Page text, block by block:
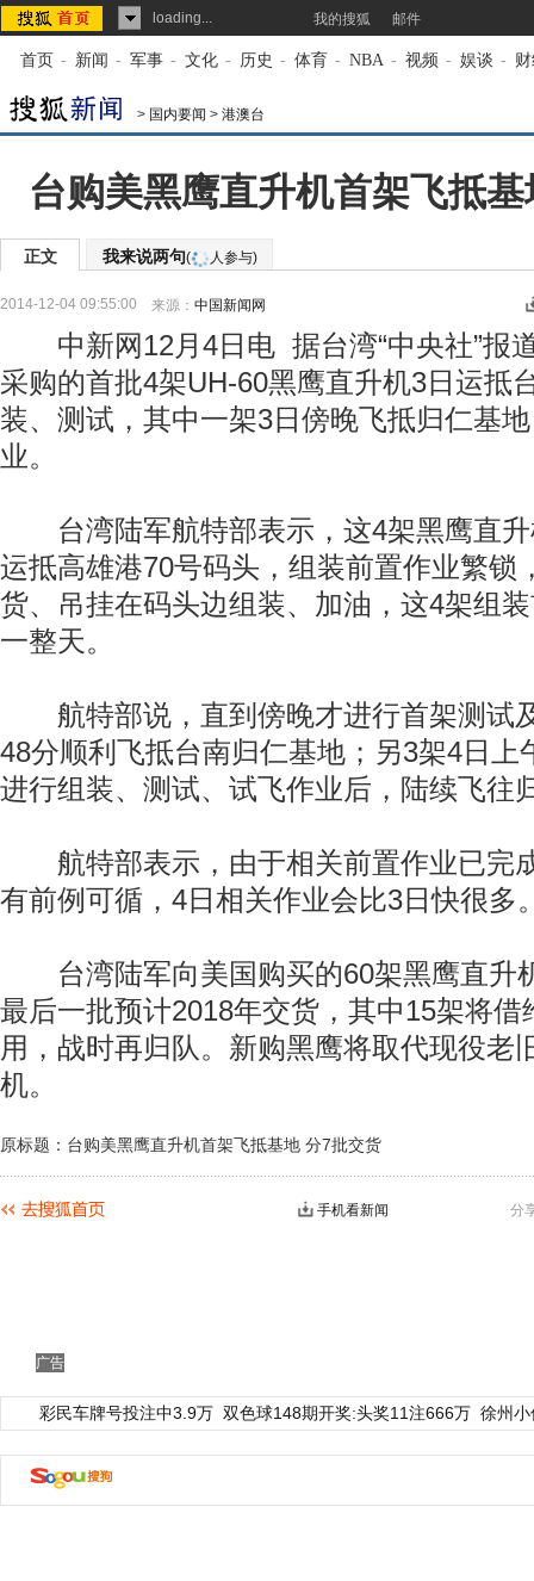
loading... 我的搜狐 邮件
首页 - 新闻 - 军事 - 文化 - 历史 - 体育 - NBA - 视频 - 娱谈 -
> 国内要闻 > 港澳台
台购美黑鹰直升机首架飞抵
正文 我来说两句( 人参与)
2014-12-04 09:55:00 来源： 中国新闻网
中新网12月4日电 据台湾“中央社”报
采购的首批4架UH-60黑鹰直升机3日运抵
装、测试，其中一架3日傍晚飞抵归仁基
业。
台湾陆军航特部表示，这4架黑鹰直升
运抵高雄港70号码头，组装前置作业繁锁
货、吊挂在码头边组装、加油，这4架组
一整天。
航特部说，直到傍晚才进行首架测试
48分顺利飞抵台南归仁基地；另3架4日上
进行组装、测试、试飞作业后，陆续飞往
航特部表示，由于相关前置作业已完
有前例可循，4日相关作业会比3日快很多
台湾陆军向美国购买的60架黑鹰直升
最后一批预计2018年交货，其中15架将借
用，战时再归队。新购黑鹰将取代现役老
机。
原标题：台购美黑鹰直升机首架飞抵基地 分7批交货
分
手机看新闻
广告
彩民车牌号投注中3.9万 双色球148期开奖:头奖11注666万 徐州